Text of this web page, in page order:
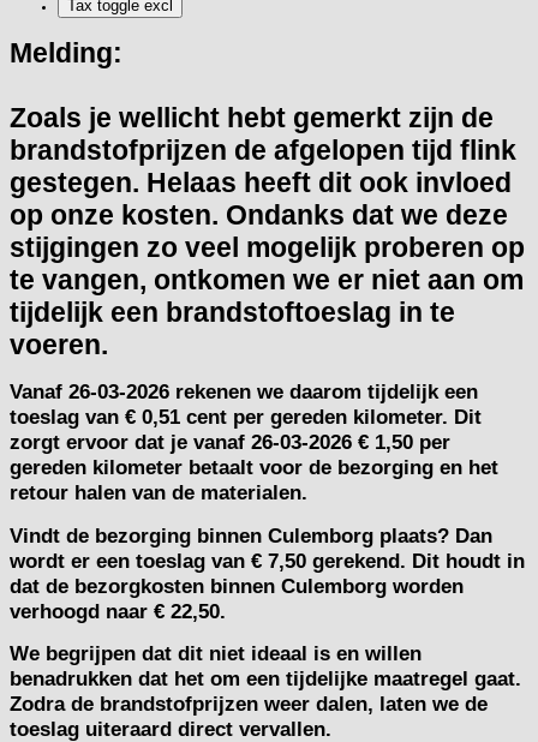
Melding:
Zoals je wellicht hebt gemerkt zijn de
brandstofprijzen de afgelopen tijd flink
gestegen. Helaas heeft dit ook invloed
op onze kosten. Ondanks dat we deze
stijgingen zo veel mogelijk proberen op
te vangen, ontkomen we er niet aan om
tijdelijk een brandstoftoeslag in te
voeren.
Vanaf 26-03-2026 rekenen we daarom tijdelijk een
toeslag van € 0,51 cent per gereden kilometer. Dit
zorgt ervoor dat je vanaf 26-03-2026 € 1,50 per
gereden kilometer betaalt voor de bezorging en het
retour halen van de materialen.
Vindt de bezorging binnen Culemborg plaats? Dan
wordt er een toeslag van € 7,50 gerekend. Dit houdt in
dat de bezorgkosten binnen Culemborg worden
verhoogd naar € 22,50.
We begrijpen dat dit niet ideaal is en willen
benadrukken dat het om een tijdelijke maatregel gaat.
Zodra de brandstofprijzen weer dalen, laten we de
toeslag uiteraard direct vervallen.